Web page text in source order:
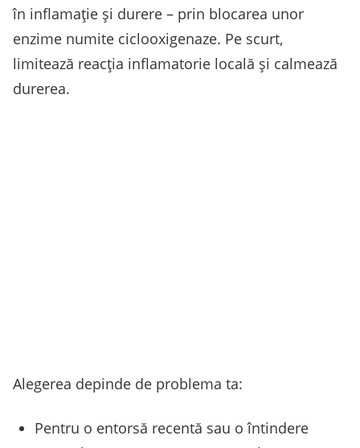
în inflamație și durere – prin blocarea unor
enzime numite ciclooxigenaze. Pe scurt,
limitează reacția inflamatorie locală și calmează
durerea.
Alegerea depinde de problema ta:
Pentru o entorsă recentă sau o întindere